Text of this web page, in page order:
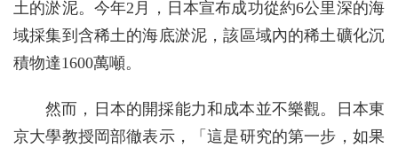
土的淤泥。今年2月，日本宣布成功從約6公里深的海
域採集到含稀土的海底淤泥，該區域內的稀土礦化沉
積物達1600萬噸。
然而，日本的開採能力和成本並不樂觀。日本東
京大學教授岡部徹表示，「這是研究的第一步，如果